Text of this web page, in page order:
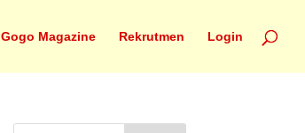
Gogo Magazine Rekrutmen Login